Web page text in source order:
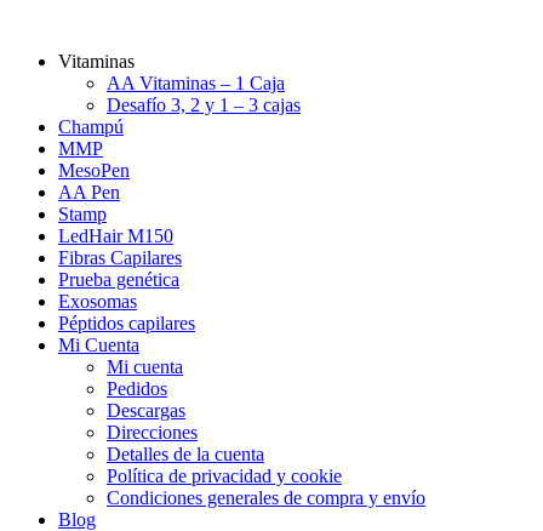
Vitaminas
AA Vitaminas – 1 Caja
Desafío 3, 2 y 1 – 3 cajas
Champú
MMP
MesoPen
AA Pen
Stamp
LedHair M150
Fibras Capilares
Prueba genética
Exosomas
Péptidos capilares
Mi Cuenta
Mi cuenta
Pedidos
Descargas
Direcciones
Detalles de la cuenta
Política de privacidad y cookie
Condiciones generales de compra y envío
Blog